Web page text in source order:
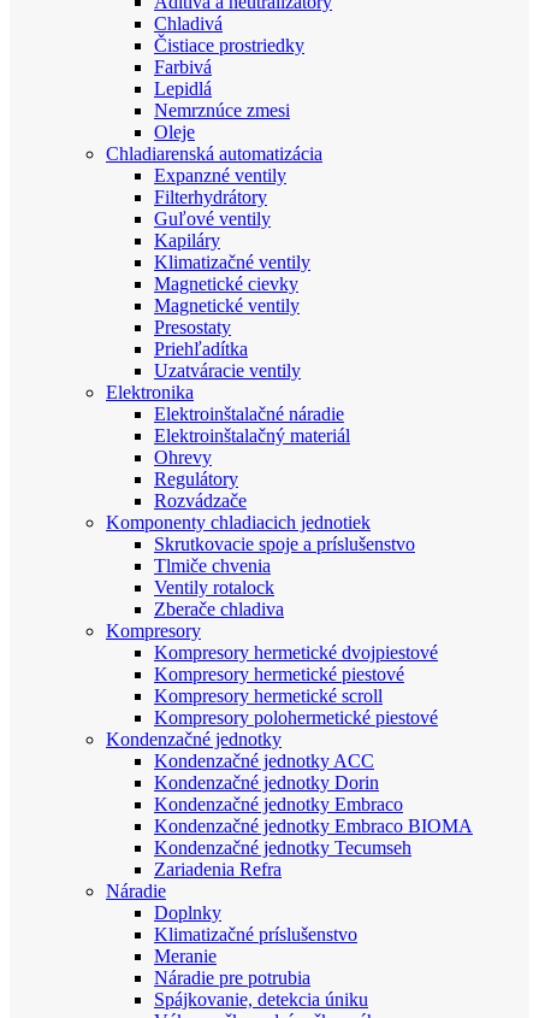
Chladivá
Čistiace prostriedky
Farbivá
Lepidlá
Nemrznúce zmesi
Oleje
Chladiarenská automatizácia
Expanzné ventily
Filterhydrátory
Guľové ventily
Kapiláry
Klimatizačné ventily
Magnetické cievky
Magnetické ventily
Presostaty
Priehľadítka
Uzatváracie ventily
Elektronika
Elektroinštalačné náradie
Elektroinštalačný materiál
Ohrevy
Regulátory
Rozvádzače
Komponenty chladiacich jednotiek
Skrutkovacie spoje a príslušenstvo
Tlmiče chvenia
Ventily rotalock
Zberače chladiva
Kompresory
Kompresory hermetické dvojpiestové
Kompresory hermetické piestové
Kompresory hermetické scroll
Kompresory polohermetické piestové
Kondenzačné jednotky
Kondenzačné jednotky ACC
Kondenzačné jednotky Dorin
Kondenzačné jednotky Embraco
Kondenzačné jednotky Embraco BIOMA
Kondenzačné jednotky Tecumseh
Zariadenia Refra
Náradie
Doplnky
Klimatizačné príslušenstvo
Meranie
Náradie pre potrubia
Spájkovanie, detekcia úniku